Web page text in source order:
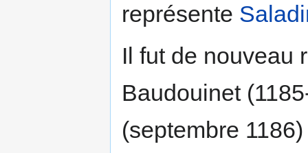
représente
Il fut de nouveau
Baudouinet
(septembre